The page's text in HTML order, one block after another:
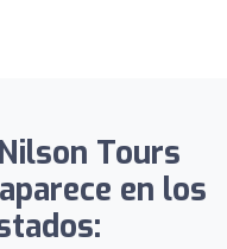
Tours
en los